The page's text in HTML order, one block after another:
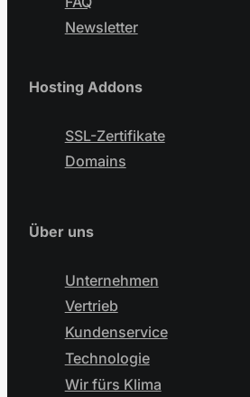
Newsletter
Hosting Addons
SSL-Zertifikate
Domains
Über uns
Unternehmen
Vertrieb
Kundenservice
Technologie
Wir fürs Klima